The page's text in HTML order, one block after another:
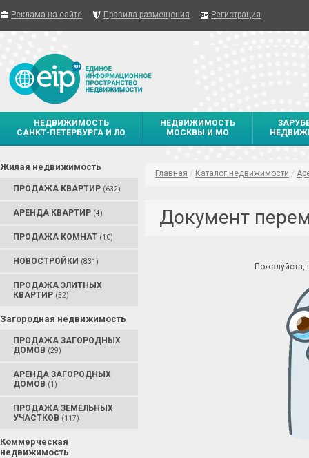
Реклама на сайте Правила размещения Регистрация
НЕДВИЖИМОСТЬ
САНКТ-ПЕТЕРБУРГА И ЛО
НЕДВИЖИМОСТЬ
МОСКВЫ И МО
Жилая недвижимость
ПРОДАЖА КВАРТИР (632)
АРЕНДА КВАРТИР (4)
ПРОДАЖА КОМНАТ (10)
НОВОСТРОЙКИ (831)
ПРОДАЖА ЭЛИТНЫХ
КВАРТИР (52)
Загородная недвижимость
ПРОДАЖА ЗАГОРОДНЫХ
ДОМОВ (29)
АРЕНДА ЗАГОРОДНЫХ
ДОМОВ (1)
ПРОДАЖА ЗЕМЕЛЬНЫХ
УЧАСТКОВ (117)
Коммерческая
недвижимость
Главная / Каталог недвижимости /
Документ
Пожалуйста,